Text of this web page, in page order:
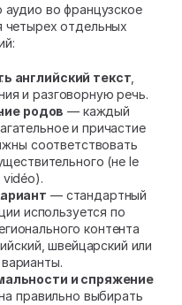
аудио во французское
четырех отдельных
английский текст
и разговорную речь.
родов — каждый
и причастие
соответствовать
(не le
vidéo).
— стандартный
используется по
контента
швейцарский или
и спряжение
правильно выбирать